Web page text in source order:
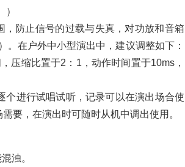
防止信号的过载与失真，对功放和音箱
在户外中小型演出中，建议调整如下：
压缩比置于2：1，动作时间置于10ms，
进行试唱试听，记录可以在演出场合使
要，在演出时可随时从机中调出使用。
浊。